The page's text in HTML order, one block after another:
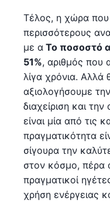
Τέλος, η χώρα που
περισσότερους
με α Το ποσοστό
51%, αριθμός που
λίγα χρόνια. Αλλά
αξιολογήσουμε
διαχείριση και
είναι μία από τις
πραγματικότητα
σίγουρα την
στον κόσμο, πέρα
πραγματικοί
χρήση ενέργειας